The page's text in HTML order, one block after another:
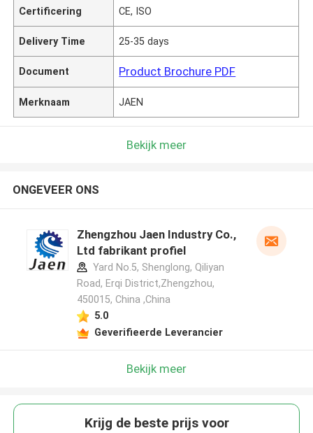
Certificering CE, ISO
Delivery Time 25-35 days
Document Product Brochure PDF
Merknaam JAEN
Bekijk meer
ONGEVEER ONS
Zhengzhou Jaen Industry Co.,
Ltd fabrikant profiel
Yard No.5, Shenglong, Qiliyan
Road, Erqi District,Zhengzhou,
450015, China ,China
5.0
Geverifieerde Leverancier
Bekijk meer
Krijg de beste prijs voor